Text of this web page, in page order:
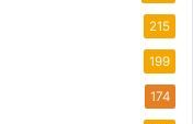
215
199
174